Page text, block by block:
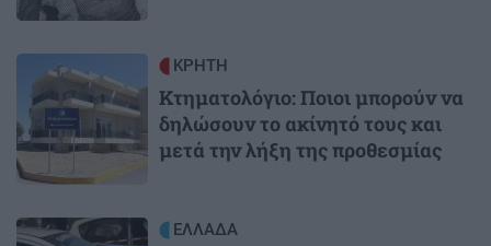
Image ΚΡΗΤΗ
Κτηματολόγιο: Ποιοι μπορούν να
δηλώσουν το ακίνητό τους και
μετά την λήξη της προθεσμίας
Image ΕΛΛΑΔΑ